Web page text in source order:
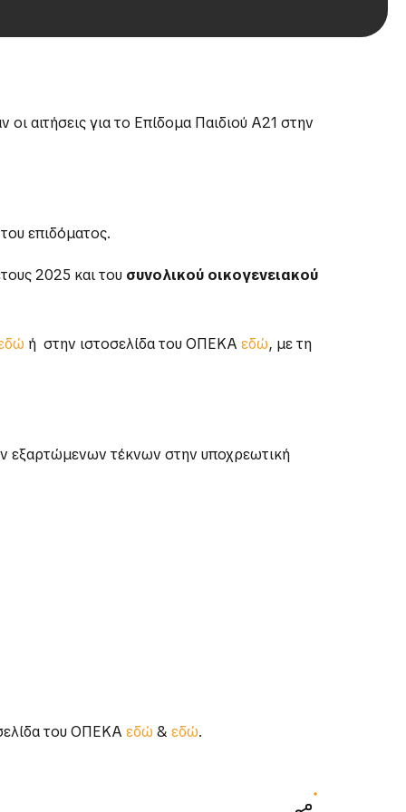
αιτήσεις για το Επίδομα Παιδιού Α21 στην
του επιδόματος.
2025 και του συνολικού οικογενειακού
ή στην ιστοσελίδα του ΟΠΕΚΑ εδώ, με τη
εξαρτώμενων τέκνων στην υποχρεωτική
του ΟΠΕΚΑ εδώ & εδώ.